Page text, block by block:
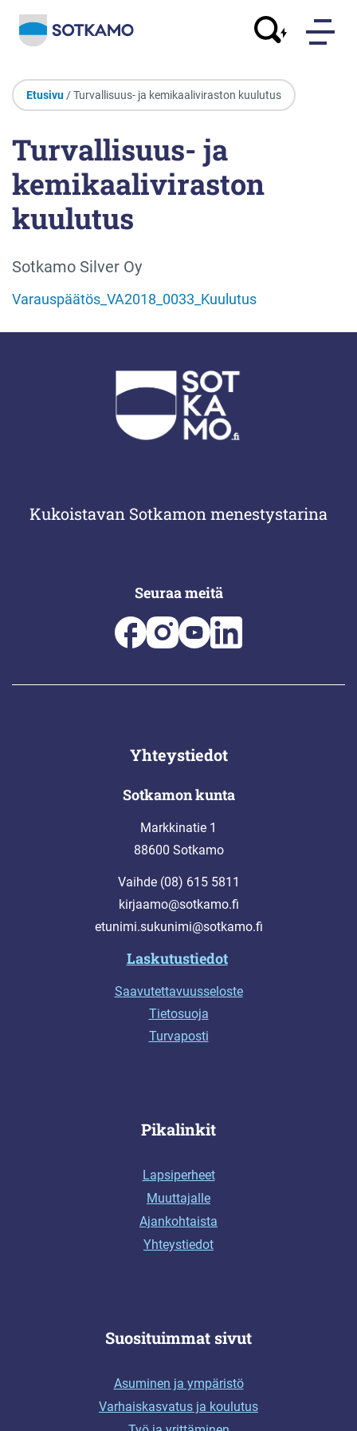
Etusivu / Turvallisuus- ja kemikaaliviraston kuulutus
Turvallisuus- ja
kemikaaliviraston
kuulutus
Sotkamo Silver Oy
Varauspäätös_VA2018_0033_Kuulutus
Kukoistavan Sotkamon menestystarina
Seuraa meitä
Yhteystiedot
Sotkamon kunta
Markkinatie 1
88600 Sotkamo
Vaihde (08) 615 5811
kirjaamo@sotkamo.fi
etunimi.sukunimi@sotkamo.fi
Laskutustiedot
Saavutettavuusseloste
Tietosuoja
Turvaposti
Pikalinkit
Lapsiperheet
Muuttajalle
Ajankohtaista
Yhteystiedot
Suosituimmat sivut
Asuminen ja ympäristö
Varhaiskasvatus ja koulutus